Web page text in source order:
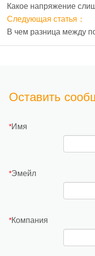
Какое напряжение
Минимальное
Следующая статья：
В чем разница между
параллельным
Оставить
*Имя
*Эмейл
*Компания